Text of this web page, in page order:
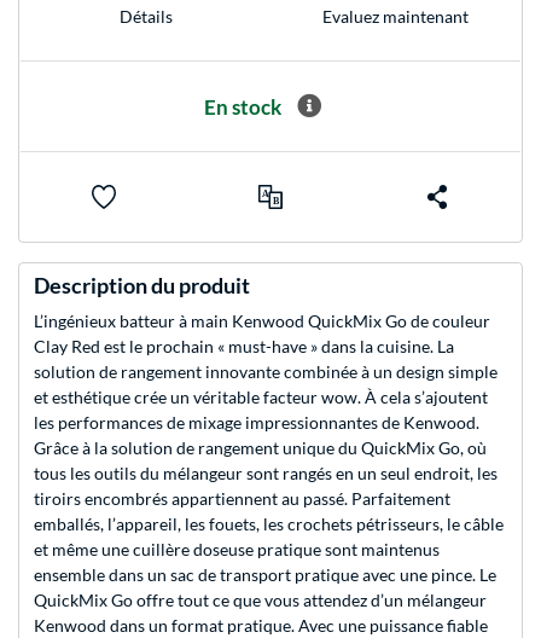
Détails Evaluez maintenant
En stock
Description du produit
L’ingénieux batteur à main Kenwood QuickMix Go de couleur
Clay Red est le prochain « must-have » dans la cuisine. La
solution de rangement innovante combinée à un design simple
et esthétique crée un véritable facteur wow. À cela s’ajoutent
les performances de mixage impressionnantes de Kenwood.
Grâce à la solution de rangement unique du QuickMix Go, où
tous les outils du mélangeur sont rangés en un seul endroit, les
tiroirs encombrés appartiennent au passé. Parfaitement
emballés, l’appareil, les fouets, les crochets pétrisseurs, le câble
et même une cuillère doseuse pratique sont maintenus
ensemble dans un sac de transport pratique avec une pince. Le
QuickMix Go offre tout ce que vous attendez d’un mélangeur
Kenwood dans un format pratique. Avec une puissance fiable